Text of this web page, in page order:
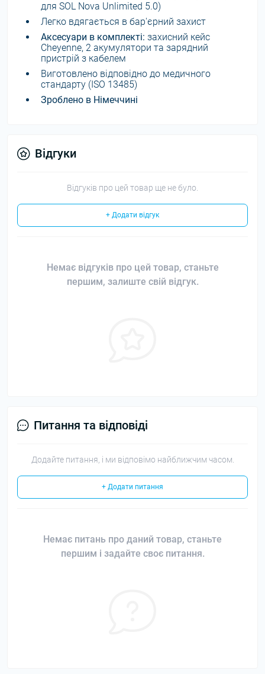
для SOL Nova Unlimited 5.0)
Легко вдягається в бар'єрний захист
Аксесуари в комплекті: захисний кейс
Cheyenne, 2 акумулятори та зарядний
пристрій з кабелем
Виготовлено відповідно до медичного
стандарту (ISO 13485)
Зроблено в Німеччині
Відгуки
Відгуків про цей товар ще не було.
+ Додати відгук
Немає відгуків про цей товар, станьте
першим, залиште свій відгук.
Питання та відповіді
Додайте питання, і ми відповімо найближчим часом.
+ Додати питання
Немає питань про даний товар, станьте
першим і задайте своє питання.